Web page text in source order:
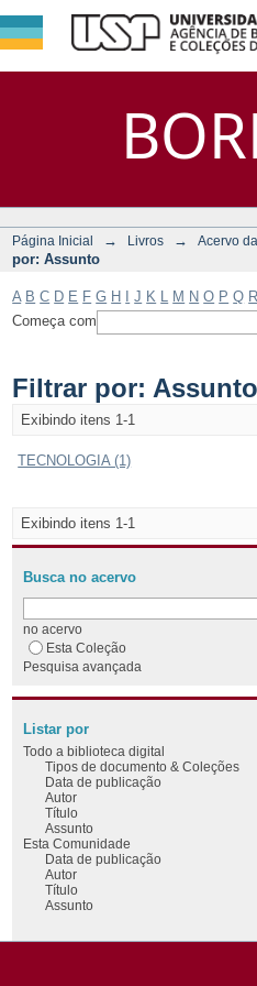
Assunto
DSpace/
Página Inicial → Livros → Acervo
por: Assunto
A B C D E F G H J K M N O P Q R
Começa com
Filtrar por: Assunto
Exibindo itens 1-1
TECNOLOGIA (1)
Exibindo itens 1-1
Busca no acervo
no acervo
Esta Coleção
Pesquisa avançada
Listar por
Todo a biblioteca digital
Tipos de documento & Coleções
Data de publicação
Autor
Título
Assunto
Esta Comunidade
Data de publicação
Autor
Título
Assunto